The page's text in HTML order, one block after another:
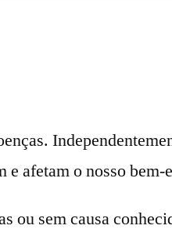
e afetam o nosso bem-
ou sem causa